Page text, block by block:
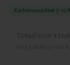
Kartonvoordeel (-
Totaal voor 1